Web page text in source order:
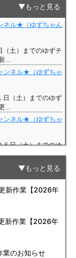
もっと見る
もっと見る
新作業【2026年
新作業【2026年
のお知らせ